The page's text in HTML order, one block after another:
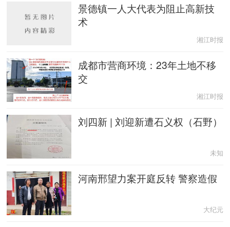
景德镇一人大代表为阻止高新技
术
湘江时报
成都市营商环境：23年土地不移
交
湘江时报
刘四新 | 刘迎新遭石义权（石野）
未知
河南邢望力案开庭反转 警察造假
大纪元